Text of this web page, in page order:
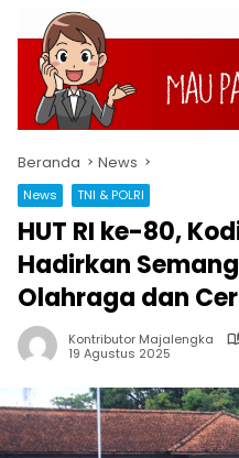
Beranda News
News TNI & POLRI
HUT RI ke-80,
Hadirkan
Olahraga dan
Kontributor Majalengka
19 Agustus 2025